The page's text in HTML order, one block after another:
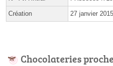
Création 27 janvier 2015
Chocolateries